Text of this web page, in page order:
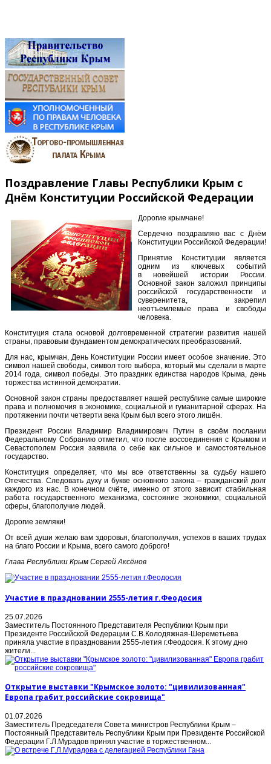
Поздравление Главы Республики Крым с
Днём Конституции Российской Федерации
Дорогие крымчане!
Сердечно поздравляю вас с Днём
Конституции Российской Федерации!
Принятие Конституции является
одним из ключевых событий
в новейшей истории России.
Основной закон заложил принципы
российской государственности и
суверенитета, закрепил
неотъемлемые права и свободы
человека.
Конституция стала основой долговременной стратегии развития нашей
страны, правовым фундаментом демократических преобразований.
Для нас, крымчан, День Конституции России имеет особое значение. Это
символ нашей свободы, символ того выбора, который мы сделали в марте
2014 года, символ победы. Это праздник единства народов Крыма, день
торжества истинной демократии.
Основной закон страны предоставляет нашей республике самые широкие
права и полномочия в экономике, социальной и гуманитарной сферах. На
протяжении почти четверти века Крым был всего этого лишён.
Президент России Владимир Владимирович Путин в своём послании
Федеральному Собранию отметил, что после воссоединения с Крымом и
Севастополем Россия заявила о себе как сильное и самостоятельное
государство.
Конституция определяет, что мы все ответственны за судьбу нашего
Отечества. Следовать духу и букве основного закона – гражданский долг
каждого из нас. В конечном счёте, именно от этого зависит стабильная
работа государственного механизма, состояние экономики, социальной
сферы, благополучие людей.
Дорогие земляки!
От всей души желаю вам здоровья, благополучия, успехов в ваших трудах
на благо России и Крыма, всего самого доброго!
Глава Республики Крым Сергей Аксёнов
Участие в праздновании 2555-летия г.Феодосия
25.07.2026
Заместитель Постоянного Представителя Республики Крым при
Президенте Российской Федерации С.В.Колодяжная-Шереметьева
приняла участие в праздновании 2555-летия г.Феодосия. К этому дню
жители...
Открытие выставки "Крымское золото: "цивилизованная"
Европа грабит российские сокровища"
01.07.2026
Заместитель Председателя Совета министров Республики Крым –
Постоянный Представитель Республики Крым при Президенте Российской
Федерации Г.Л.Мурадов принял участие в торжественном...